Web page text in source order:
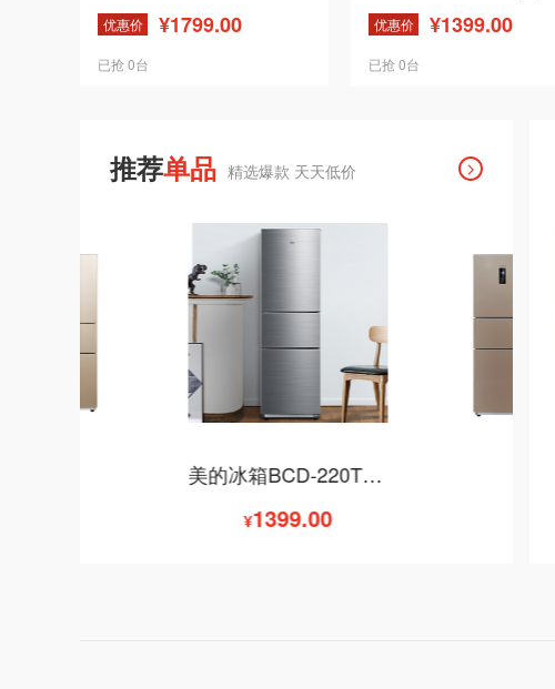
优惠价 ¥1799.00
已抢 0台
优惠价 ¥1399.00
已抢 0台
推荐单品 精选爆款 天天低价